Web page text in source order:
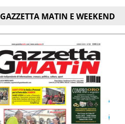
GAZZETTA MATIN E WEEKEND